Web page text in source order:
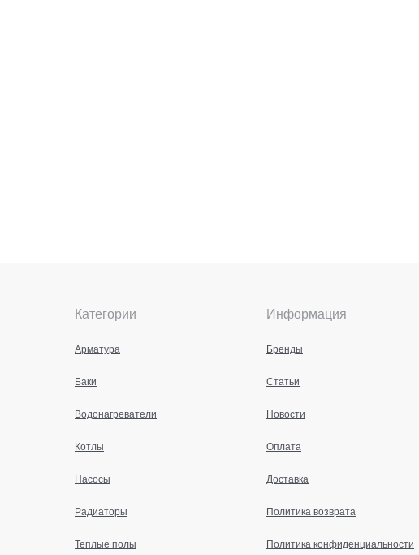
Категории
Арматура
Баки
Водонагреватели
Котлы
Насосы
Радиаторы
Теплые полы
Информация
Бренды
Статьи
Новости
Оплата
Доставка
Политика возврата
Политика конфиденциальности